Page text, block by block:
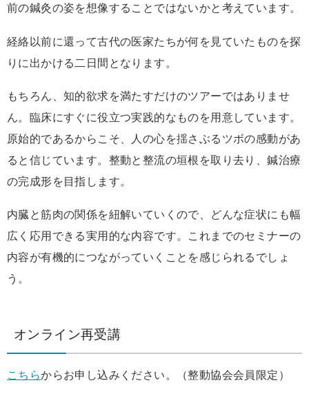
前の鍼灸の姿を想像することではないかと考えています。
経絡以前に還って古代の医家たちが何を見ていたものを探
りに出かける二日間となります。
もちろん、知的欲求を満たすだけのツアーではありませ
ん。臨床にすぐに役立つ実践的なものを用意しています。
原始的であるからこそ、人の心を揺さぶるツボの感動があ
ると信じています。整動と整流の垣根を取り去り、鍼治療
の完成形を目指します。
内臓と筋肉の関係を紐解いていくので、どんな症状にも幅
広く応用できる実用的な内容です。これまでのセミナーの
内容が有機的につながっていくことを感じられるでしょ
う。
オンライン再受講
こちらからお申し込みください。（整動協会会員限定）